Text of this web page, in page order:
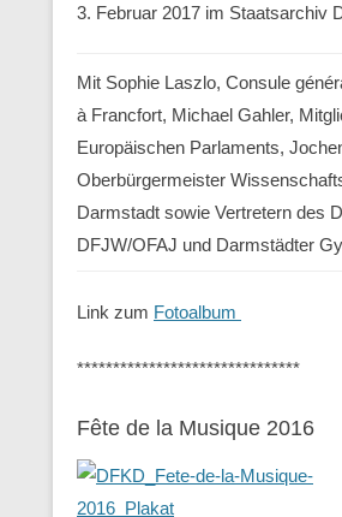
3. Februar 2017 im Staatsarchiv
Mit Sophie Laszlo, Consule
à Francfort, Michael Gahler,
Europäischen Parlaments,
Oberbürgermeister
Darmstadt sowie Vertretern des
DFJW/OFAJ und Darmstädter
Link zum Fotoalbum
*******************************
Fête de la Musique 2016